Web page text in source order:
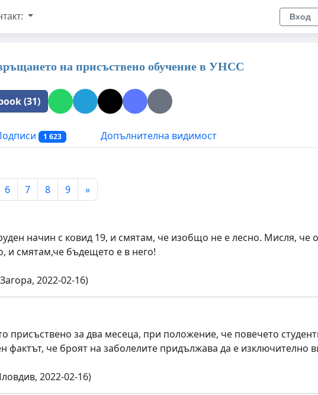
Вход
на присъствено обучение в УНСС
(31)
1 623 Допълнителна видимост
6 7 8 9 »
начин с ковид 19, и смятам, че изобщо не е лесно. Мисля, че
и смятам,че бъдещето е в него!
2022-02-16)
присъствено за два месеца, при положение, че повечето
фактът, че броят на заболелите придължава да е изключително
2022-02-16)